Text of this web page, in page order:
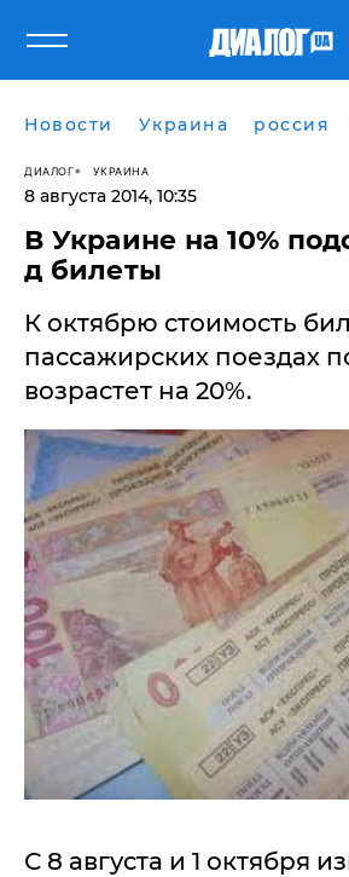
Новости Украина россия
ДИАЛОГ УКРАИНА
8 августа 2014, 10:35
​В Украине на 10%
д билеты
К октябрю стоимость
пассажирских поездах
возрастет на 20%.
С 8 августа и 1 октября